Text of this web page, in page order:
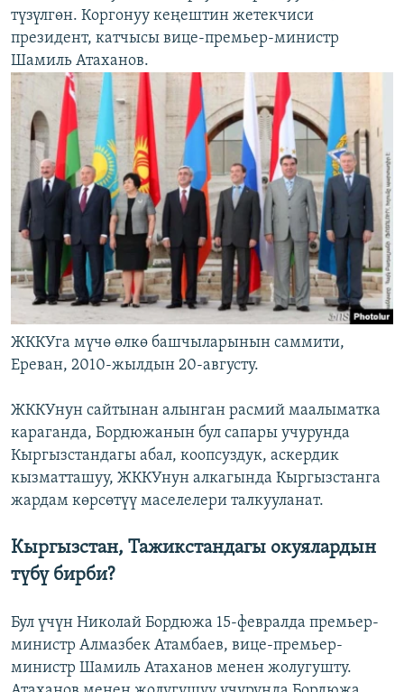
түзүлгөн. Коргонуу кеңештин жетекчиси
президент, катчысы вице-премьер-министр
Шамиль Атаханов.
ЖККУга мүчө өлкө башчыларынын саммити,
Ереван, 2010-жылдын 20-августу.
ЖККУнун сайтынан алынган расмий маалыматка
караганда, Бордюжанын бул сапары учурунда
Кыргызстандагы абал, коопсуздук, аскердик
кызматташуу, ЖККУнун алкагында Кыргызстанга
жардам көрсөтүү маселелери талкууланат.
Кыргызстан, Тажикстандагы окуялардын
түбү бирби?
Бул үчүн Николай Бордюжа 15-февралда премьер-
министр Алмазбек Атамбаев, вице-премьер-
министр Шамиль Атаханов менен жолугушту.